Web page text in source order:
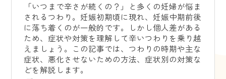
「いつまで辛さが続くの？」と多くの妊婦が悩ま
されるつわり。妊娠初期頃に現れ、妊娠中期前後
に落ち着くのが一般的です。しかし個人差がある
ため、症状や対策を理解して辛いつわりを乗り越
えましょう。この記事では、つわりの時期や主な
症状、悪化させないための方法、症状別の対策な
どを解説します。